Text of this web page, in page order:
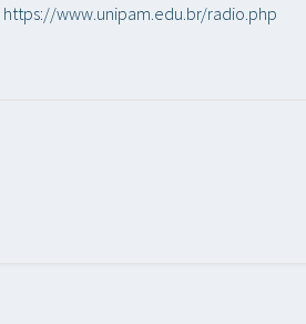
https://www.unipam.edu.br/radio.php